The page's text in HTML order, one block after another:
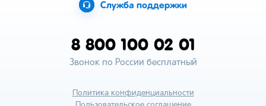
Служба поддержки
8 800 100 02 01
Звонок по России бесплатный
Политика конфиденциальности